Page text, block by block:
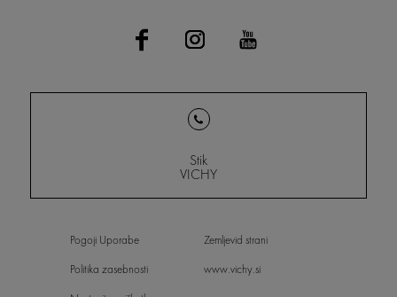
Stik
VICHY
Pogoji Uporabe
Politika zasebnosti
Zemljevid strani
www.vichy.si